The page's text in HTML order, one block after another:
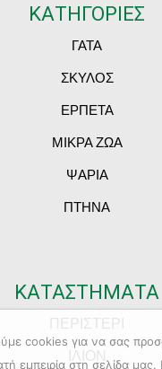
ΚΑΤΗΓΟΡΙΕΣ
ΓΑΤΑ
ΣΚΥΛΟΣ
ΕΡΠΕΤΑ
ΜΙΚΡΑ ΖΩΑ
ΨΑΡΙΑ
ΠΤΗΝΑ
ΚΑΤΑΣΤΗΜΑΤΑ
cookies για να σας
εμπειρία στη σελίδα μας.